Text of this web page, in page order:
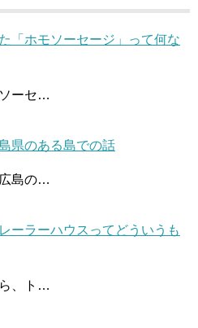
「ホモソーセージ」って何な
ーセ…
県のある島での話
島の…
ーラーハウスってどういうも
、ト…